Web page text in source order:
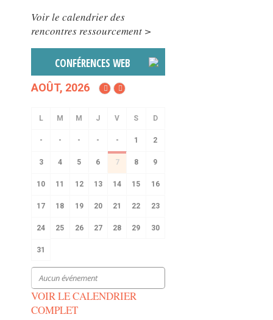
Voir le calendrier des
rencontres ressourcement >
CONFÉRENCES WEB
AOÛT, 2026
- - - - - 1 2
3 4 5 6 7 8 9
10 11 12 13 14 15 16
17 18 19 20 21 22 23
24 25 26 27 28 29 30
31
Aucun événement
VOIR LE CALENDRIER
COMPLET